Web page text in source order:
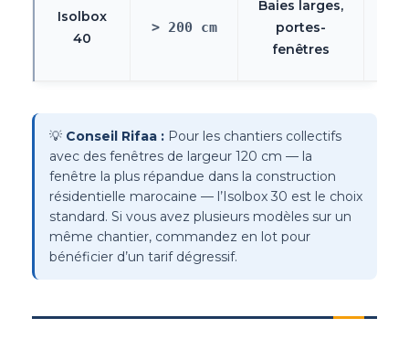
Isolbox
40
> 200 cm
Baies larges,
portes-
fenêtres
💡 Conseil Rifaa : Pour les chantiers collectifs
avec des fenêtres de largeur 120 cm — la
fenêtre la plus répandue dans la construction
résidentielle marocaine — l’Isolbox 30 est le choix
standard. Si vous avez plusieurs modèles sur un
même chantier, commandez en lot pour
bénéficier d’un tarif dégressif.